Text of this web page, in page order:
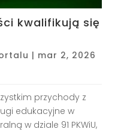
kwalifikują się
| mar 2, 2026
przychody z
edukacyjne w
w dziale 91 PKWiU,